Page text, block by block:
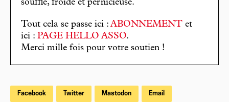
souffle, froide et pernicieuse.
Tout cela se passe ici : ABONNEMENT et
ici : PAGE HELLO ASSO.
Merci mille fois pour votre soutien !
Facebook Twitter Mastodon Email